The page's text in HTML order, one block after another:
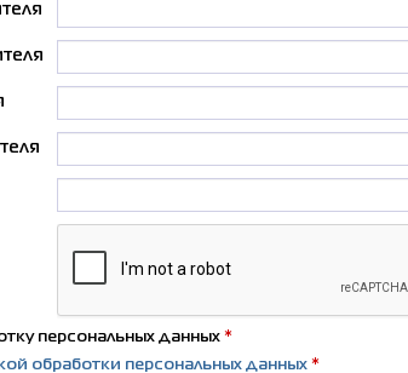
персональных данных *
обработки персональных данных *